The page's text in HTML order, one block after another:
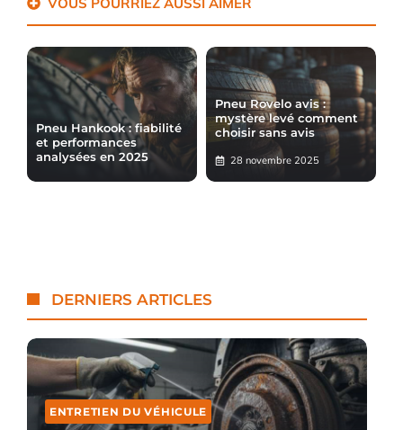
Pneu Hankook : fiabilité
et performances
analysées en 2025
Pneu Rovelo avis :
mystère levé comment
choisir sans avis
28 novembre 2025
DERNIERS ARTICLES
ENTRETIEN DU VÉHICULE